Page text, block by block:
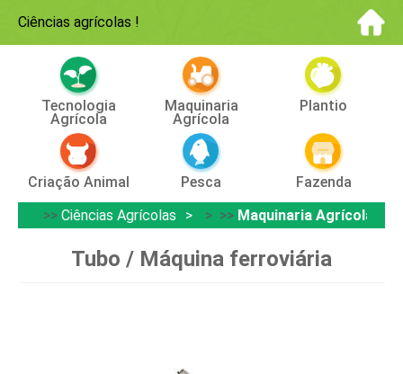
Ciências agrícolas !
Tecnologia
Agrícola
Maquinaria
Agrícola
Plantio
Criação Animal Pesca
Fazenda
>> Ciências Agrícolas > >> Maquinaria Agrícola
Tubo / Máquina ferroviária